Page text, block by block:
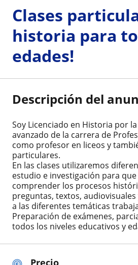
Precio
Clases
historia para
edades!
Descripción del
Soy Licenciado en Historia por
avanzado de la carrera de
como profesor en liceos y
particulares.
En las clases utilizaremos
estudio e investigación para
comprender los procesos
preguntas, textos,
a las diferentes temáticas
Preparación de exámenes,
todos los niveles educativos y